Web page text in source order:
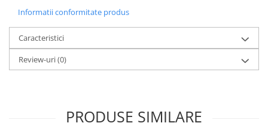
Informatii conformitate produs
Caracteristici
Review-uri(0)
PRODUSE SIMILARE